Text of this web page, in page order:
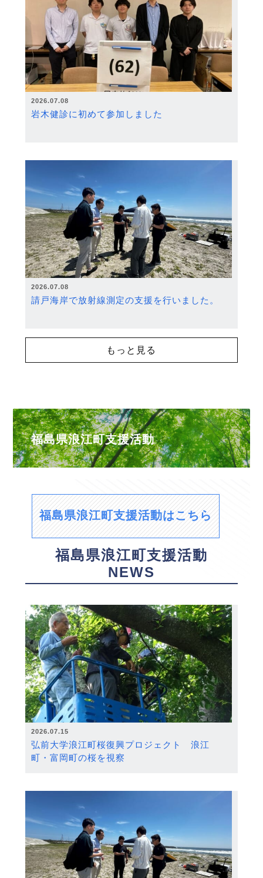
2026.07.08
岩木健診に初めて参加しました
2026.07.08
請戸海岸で放射線測定の支援を行いました。
もっと見る
福島県浪江町支援活動
福島県浪江町支援活動はこちら
福島県浪江町支援活動
NEWS
2026.07.15
弘前大学浪江町桜復興プロジェクト 浪江
町・富岡町の桜を視察